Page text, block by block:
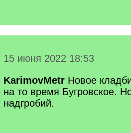
15 июня 2022 18:53
KarimovMetr Новое
на то время Бугровское.
надгробий.